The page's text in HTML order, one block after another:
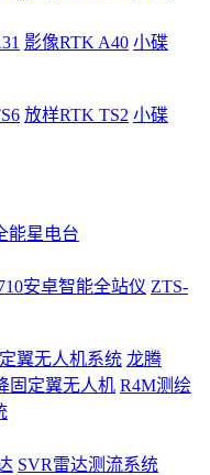
影像RTK A40 小碟
放样RTK TS2 小碟
能星电台
安卓智能全站仪 ZTS-
翼无人机系统 龙腾
固定翼无人机 R4M测绘
SVR雷达测流系统